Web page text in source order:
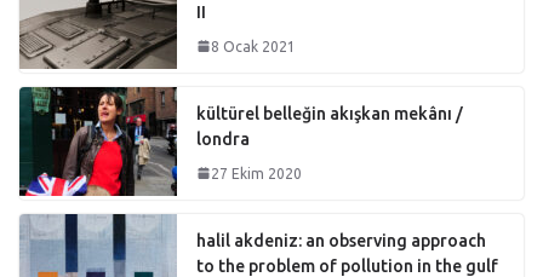
II
8 Ocak 2021
kültürel belleğin akışkan mekânı /
londra
27 Ekim 2020
halil akdeniz: an observing approach
to the problem of pollution in the gulf